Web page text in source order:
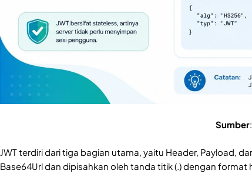
Sumber
JWT terdiri dari tiga bagian utama, yaitu Header, Payload,
Base64Url dan dipisahkan oleh tanda titik (.) dengan